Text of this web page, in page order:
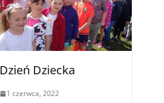
Dzień Dziecka
1 czerwca, 2022